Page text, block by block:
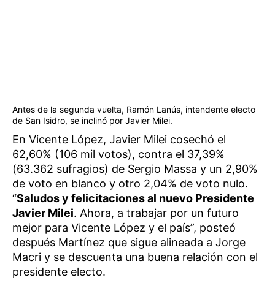
Antes de la segunda vuelta, Ramón Lanús, intendente electo
de San Isidro, se inclinó por Javier Milei.
En Vicente López, Javier Milei cosechó el
62,60% (106 mil votos), contra el 37,39%
(63.362 sufragios) de Sergio Massa y un 2,90%
de voto en blanco y otro 2,04% de voto nulo.
“Saludos y felicitaciones al nuevo Presidente
Javier Milei. Ahora, a trabajar por un futuro
mejor para Vicente López y el país”, posteó
después Martínez que sigue alineada a Jorge
Macri y se descuenta una buena relación con el
presidente electo.